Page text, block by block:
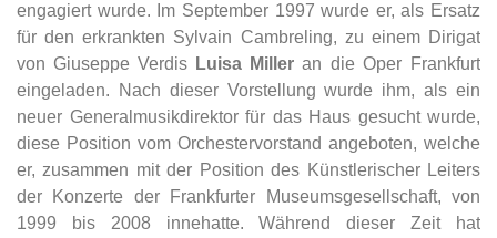
engagiert wurde. Im September 1997 wurde er, als Ersatz
für den erkrankten Sylvain Cambreling, zu einem Dirigat
von Giuseppe Verdis Luisa Miller an die Oper Frankfurt
eingeladen. Nach dieser Vorstellung wurde ihm, als ein
neuer Generalmusikdirektor für das Haus gesucht wurde,
diese Position vom Orchestervorstand angeboten, welche
er, zusammen mit der Position des Künstlerischer Leiters
der Konzerte der Frankfurter Museumsgesellschaft, von
1999 bis 2008 innehatte. Während dieser Zeit hat